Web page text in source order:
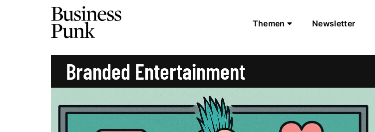
Themen Newsletter
Branded Entertainment